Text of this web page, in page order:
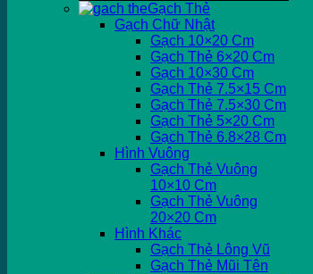
Gạch Thẻ
Gạch Chữ Nhật
Gạch 10×20 Cm
Gạch Thẻ 6×20 Cm
Gạch 10×30 Cm
Gạch Thẻ 7.5×15 Cm
Gạch Thẻ 7.5×30 Cm
Gạch Thẻ 5×20 Cm
Gạch Thẻ 6.8×28 Cm
Hình Vuông
Gạch Thẻ Vuông
10×10 Cm
Gạch Thẻ Vuông
20×20 Cm
Hình Khác
Gạch Thẻ Lông Vũ
Gạch Thẻ Mũi Tên